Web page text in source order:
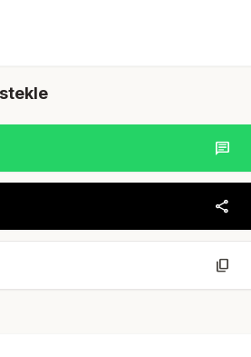
chat
share
content_copy